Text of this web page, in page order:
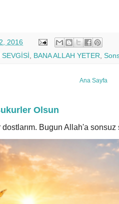
2016
BANA ALLAH YETER
Ana Sayfa
Olsun
Bugun Allah'a